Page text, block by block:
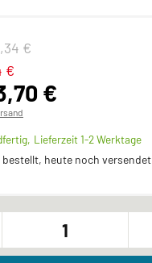
€
€
€
Lieferzeit 1-2 Werktage
bestellt, heute noch versendet